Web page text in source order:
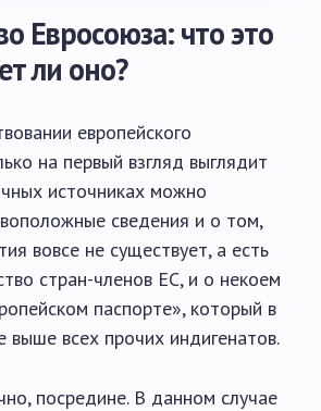
Евросоюза: что это
ли оно?
европейского
на первый взгляд выглядит
источниках можно
сведения и о том,
вовсе не существует, а есть
стран-членов ЕС, и о некоем
паспорте», который в
выше всех прочих индигенатов.
посредине. В данном случае